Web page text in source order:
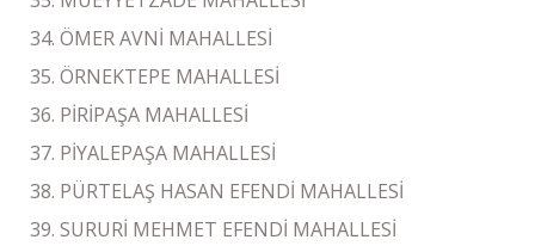
ÖMER AVNİ MAHALLESİ
ÖRNEKTEPE MAHALLESİ
PİRİPAŞA MAHALLESİ
PİYALEPAŞA MAHALLESİ
PÜRTELAŞ HASAN EFENDİ MAHALLESİ
SURURİ MEHMET EFENDİ MAHALLESİ